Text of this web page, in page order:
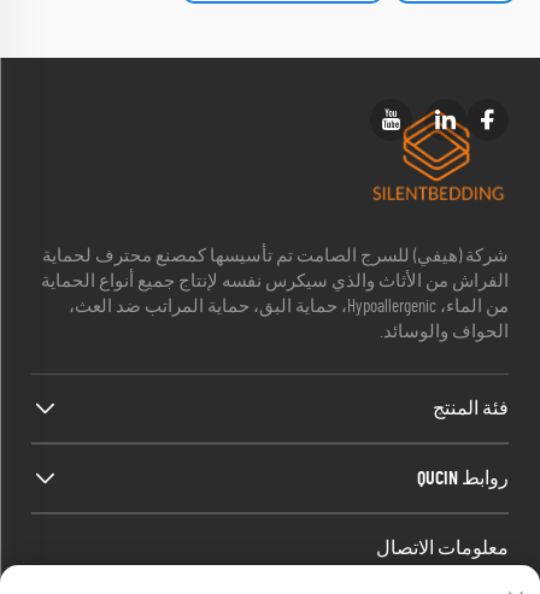
شركة (هيفي) للسرج الصامت تم تأسيسها كمصنع محترف لحماية
الفراش من الأثاث والذي سيكرس نفسه لإنتاج جميع أنواع الحماية
من الماء، Hypoallergenic، حماية البق، حماية المراتب ضد العث،
الحواف والوسائد.
فئة المنتج
روابط QUCIN
معلومات الاتصال